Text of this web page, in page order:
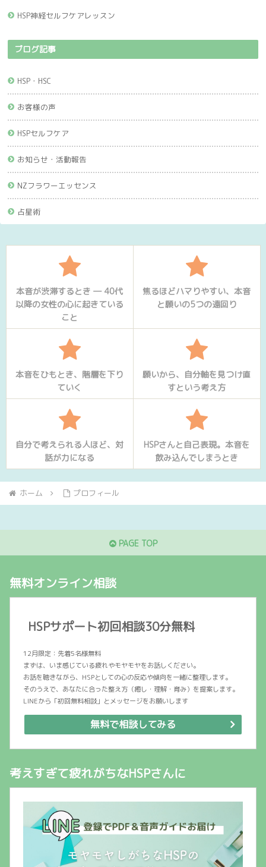
HSP神経セルフケアレッスン
ブログ記事
HSP・HSC
お客様の声
HSPセルフケア
お知らせ・活動報告
NZフラワーエッセンス
占星術
本音が渋滞するとき ― 40代
以降の女性の心に起きている
こと
焦るほどハマりやすい、本音
と願いの5つの遠回り
本音をひもとき、階層を下り
ていく
願いから、自分軸を見つけ直
すという考え方
自分で考えられる人ほど、対
話が力になる
HSPさんと自己表現。本音を
飲み込んでしまうとき
ホーム プロフィール
PAGE TOP
無料オンライン相談
HSPサポート初回相談30分無料
12月限定：先着5名様無料
まずは、いま感じている疲れやモヤモヤをお話しください。
お話を聴きながら、HSPとしての心の反応や傾向を一緒に整理します。
そのうえで、あなたに合った整え方（癒し・理解・育み）を提案します。
LINEから「初回無料相談」とメッセージをお願いします
無料で相談してみる
考えすぎて疲れがちなHSPさんに